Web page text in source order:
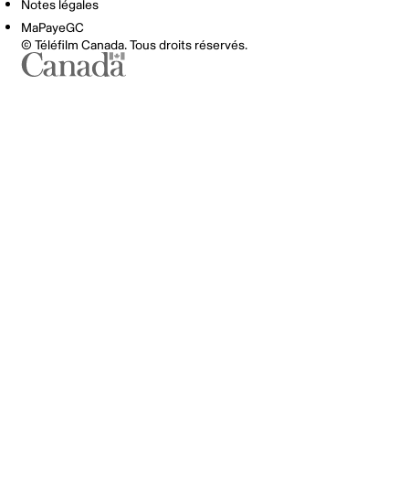
Notes légales
MaPayeGC
© Téléfilm Canada. Tous droits réservés.